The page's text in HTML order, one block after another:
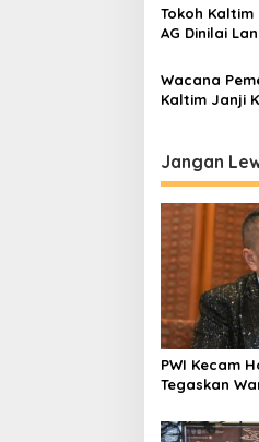
Tokoh Kaltim
AG Dinilai
Wacana
Kaltim Janji
Jangan
PWI Kecam
Tegaskan